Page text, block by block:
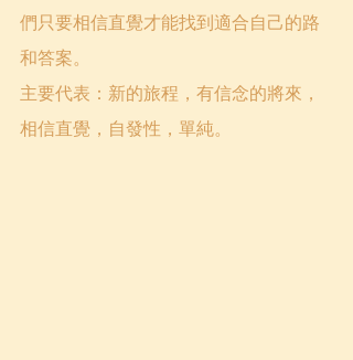
們只要相信直覺才能找到適合自己的路
和答案。
主要代表：新的旅程，有信念的將來，
相信直覺，自發性，單純。